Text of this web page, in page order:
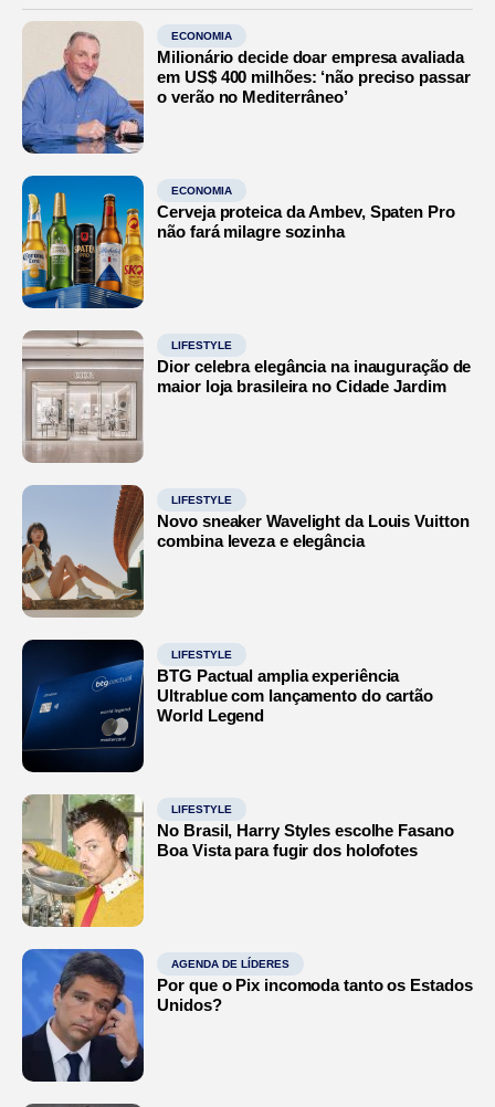
ECONOMIA
Milionário decide doar empresa avaliada
em US$ 400 milhões: ‘não preciso passar
o verão no Mediterrâneo’
ECONOMIA
Cerveja proteica da Ambev, Spaten Pro
não fará milagre sozinha
LIFESTYLE
Dior celebra elegância na inauguração de
maior loja brasileira no Cidade Jardim
LIFESTYLE
Novo sneaker Wavelight da Louis Vuitton
combina leveza e elegância
LIFESTYLE
BTG Pactual amplia experiência
Ultrablue com lançamento do cartão
World Legend
LIFESTYLE
No Brasil, Harry Styles escolhe Fasano
Boa Vista para fugir dos holofotes
AGENDA DE LÍDERES
Por que o Pix incomoda tanto os Estados
Unidos?